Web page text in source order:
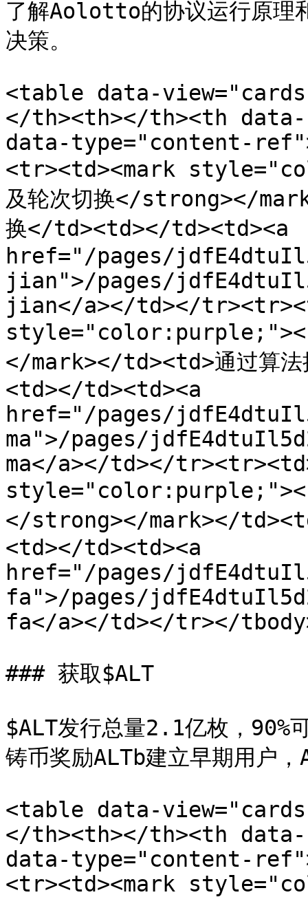
了解Aolotto的协议运行原理
决策。
<table data-
</th><th></th><th
data-type="content-
<tr><td><mark
及轮次切换</strong></
换</td><td></td><td><a
href="/pages/
jian">/pages/
jian</a></td></
</mark></td><td>通过算法
<td></td><td><a
href="/pages/
ma">/pages/
ma</a></td></
</strong></mark></
<td></td><td><a
href="/pages/
fa">/pages/
fa</a></td></tr></
### 获取$ALT
$ALT发行总量2.1亿枚，90%
铸币奖励ALTb建立早期用户
<table data-
</th><th></th><th
data-type="content-
<tr><td><mark